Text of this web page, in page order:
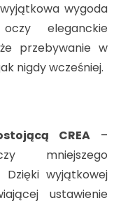
wygoda
eleganckie
przebywanie w
nigdy wcześniej.
CREA –
mniejszego
Dzięki wyjątkowej
ustawienie